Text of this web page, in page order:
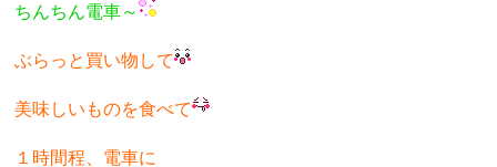
ちんちん電車～
ぶらっと買い物して
美味しいものを食べて
１時間程、電車に